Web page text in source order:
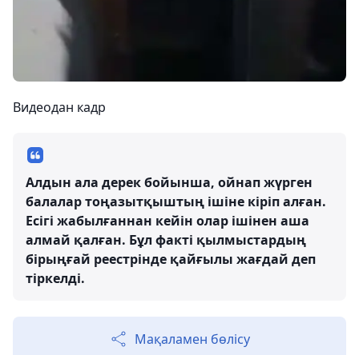
Видеодан кадр
Алдын ала дерек бойынша, ойнап жүрген
балалар тоңазытқыштың ішіне кіріп алған.
Есігі жабылғаннан кейін олар ішінен аша
алмай қалған. Бұл факті қылмыстардың
бірыңғай реестрінде қайғылы жағдай деп
тіркелді.
Мақаламен бөлісу